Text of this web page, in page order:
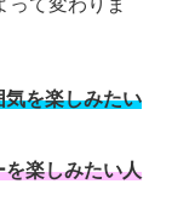
を楽しみたい
楽しみたい人